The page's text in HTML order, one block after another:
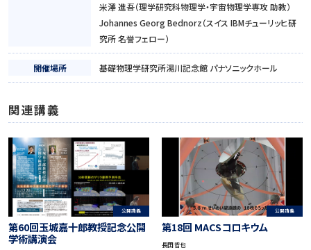
米澤 進吾（理学研究科物理学・宇宙物理学専攻 助教）
Johannes Georg Bednorz（スイス IBMチューリッヒ研
究所 名誉フェロー）
開催場所 基礎物理学研究所湯川記念館 パナソニックホール
関連講義
公開講義
第60回玉城嘉十郎教授記念公開
学術講演会
公開講義
第18回 MACSコロキウム
長田 哲也